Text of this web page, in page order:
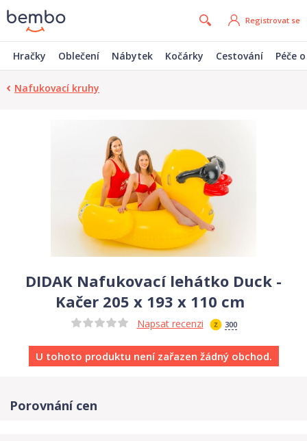
Registrovat se
Hračky Oblečení Nábytek Kočárky Cestování Péče
Nafukovací kruhy
DIDAK Nafukovací lehátko Duck -
Kačer 205 x 193 x 110 cm
Napsat recenzi 300
U tohoto produktu není zařazen žádný obchod.
Porovnání cen